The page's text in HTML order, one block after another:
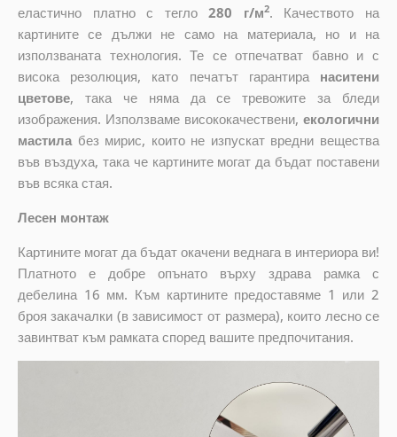
еластично платно с тегло280 г/м2. Качеството на
картините се дължи не само на материала, но и на
използваната технология. Те се отпечатват бавно и с
висока резолюция, като печатът гарантира наситени
цветове, така че няма да се тревожите за бледи
изображения. Използваме висококачествени,екологични
мастилабез мирис, които не изпускат вредни вещества
във въздуха, така че картините могат да бъдат поставени
във всяка стая.
Лесен монтаж
Картините могат да бъдат окачени веднага в интериора ви!
Платното е добре опънато върху здрава рамка с
дебелина 16 мм. Към картините предоставяме 1 или 2
броя закачалки (в зависимост от размера), които лесно се
завинтват към рамката според вашите предпочитания.